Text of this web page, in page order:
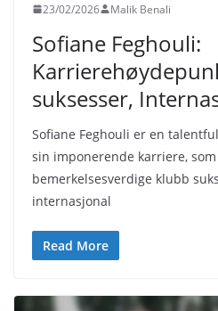
23/02/2026 Malik Benali
Sofiane Feghouli:
suksesser,
Sofiane Feghouli er en
sin imponerende karriere,
bemerkelsesverdige klubb
internasjonal
Read More